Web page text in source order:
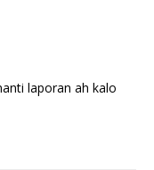
laporan ah kalo